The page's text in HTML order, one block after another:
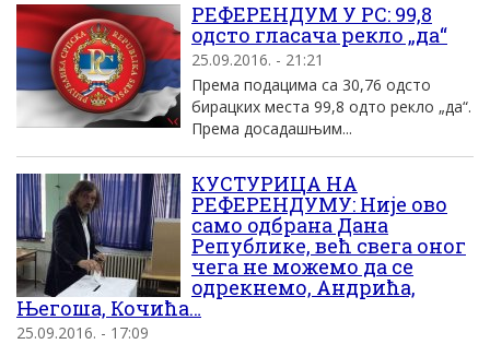
РЕФЕРЕНДУМ У РС: 99,8
одсто гласача рекло „да“
25.09.2016. - 21:21
Према подацима са 30,76 одсто
бирацких места 99,8 одто рекло „да“.
Према досадашњим...
КУСТУРИЦА НА
РЕФЕРЕНДУМУ: Није ово
само одбрана Дана
Републике, већ свега оног
чега не можемо да се
одрекнемо, Андрића,
Његоша, Кочића…
25.09.2016. - 17:09